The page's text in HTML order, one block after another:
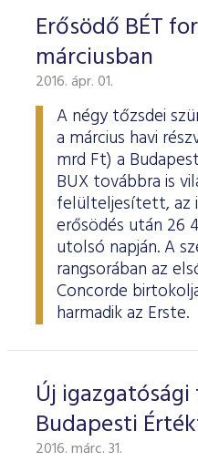
Erősödő BÉT
márciusban
2016. ápr. 01.
A négy tőzsdei
a március havi
mrd Ft) a
BUX továbbra is
felülteljesített, az
erősödés után 26
utolsó napján. A
rangsorában az
Concorde
harmadik az Erste.
Új
Budapesti
2016. márc. 31.